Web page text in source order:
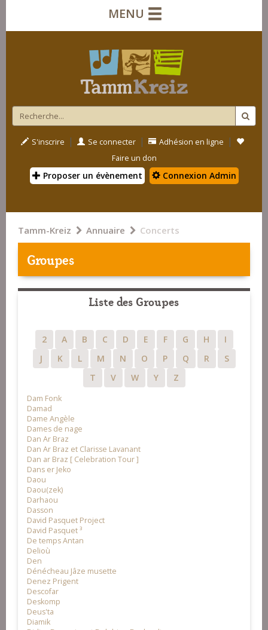
MENU
S'inscrire | Se connecter | Adhésion en ligne |
Faire un don
Proposer un évènement Connexion Admin
Tamm-Kreiz Annuaire Concerts
Groupes
Liste des Groupes
2 A B C D E F G H
I
J
K L M N O P Q R
S
T
V W Y Z
Dam Fonk
Damad
Dame Angèle
Dames de nage
Dan Ar Braz
Dan Ar Braz et Clarisse Lavanant
Dan ar Braz [ Celebration Tour ]
Dans er Jeko
Daou
Daou(zek)
Darhaou
Dasson
David Pasquet Project
David Pasquet ³
De temps Antan
Delioù
Den
Dénécheau Jâze musette
Denez Prigent
Descofar
Deskomp
Deus'ta
Diamik